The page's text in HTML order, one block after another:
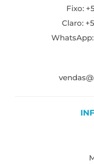
Fixo:
Claro:
WhatsApp: